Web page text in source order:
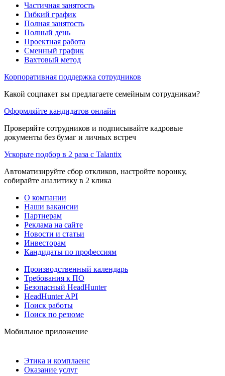
Частичная занятость
Гибкий график
Полная занятость
Полный день
Проектная работа
Сменный график
Вахтовый метод
Корпоративная поддержка сотрудников
Какой соцпакет вы предлагаете семейным сотрудникам?
Оформляйте кандидатов онлайн
Проверяйте сотрудников и подписывайте кадровые
документы без бумаг и личных встреч
Ускорьте подбор в 2 раза с Talantix
Автоматизируйте сбор откликов, настройте воронку,
собирайте аналитику в 2 клика
О компании
Наши вакансии
Партнерам
Реклама на сайте
Новости и статьи
Инвесторам
Кандидаты по профессиям
Производственный календарь
Требования к ПО
Безопасный HeadHunter
HeadHunter API
Поиск работы
Поиск по резюме
Мобильное приложение
Этика и комплаенс
Оказание услуг